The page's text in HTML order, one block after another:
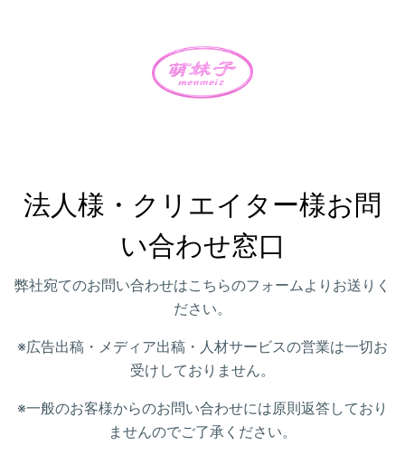
法人様・クリエイター様お問
い合わせ窓口
弊社宛てのお問い合わせはこちらのフォームよりお送りく
ださい。
※広告出稿・メディア出稿・人材サービスの営業は一切お
受けしておりません。
※一般のお客様からのお問い合わせには原則返答しており
ませんのでご了承ください。